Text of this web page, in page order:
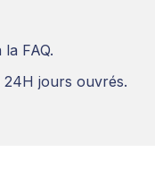
FAQ.
24H jours ouvrés.